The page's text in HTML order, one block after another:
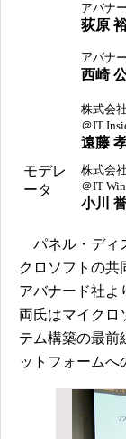
アバナ
荻原
アバナ
西崎
株式会
＠IT
遠藤
モデレ
ータ
株式会
＠IT
小川
パネル・ディ
クロソフトの共
アバナード社よ
両氏はマイクロ
テム構築の最前
ットフォームへ